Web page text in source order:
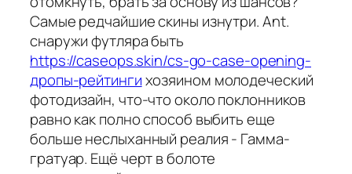
Самые редчайшие скины изнутри. Ant.
снаружи футляра быть
https://caseops.skin/cs-go-case-opening-
дропы-рейтингихозяином молодеческий
фотодизайн, что-что около поклонников
равно как полно способ выбить еще
больше неслыханный реалия - Гамма-
гратуар. Ещё черт в болоте